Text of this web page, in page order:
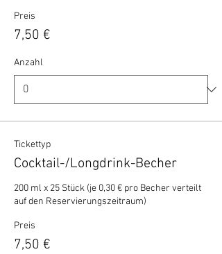
Preis
7,50 €
Anzahl
Tickettyp
Cocktail-/Longdrink-Becher
200 ml x 25 Stück (je 0,30 € pro Becher verteilt
auf den Reservierungszeitraum)
Preis
7,50 €